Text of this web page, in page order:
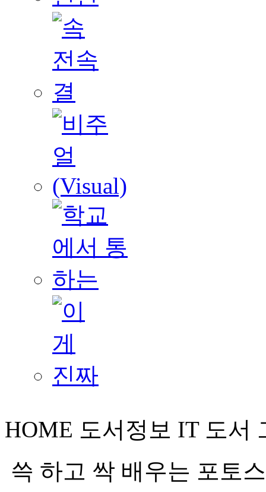
HOME 도서정보 IT 도서
쓱 하고 싹 배우는 포토